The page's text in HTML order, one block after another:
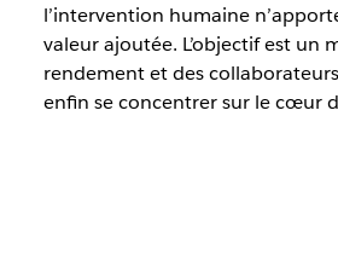
l’intervention humaine
valeur ajoutée. L’objectif est un
rendement et des
enfin se concentrer sur le cœur